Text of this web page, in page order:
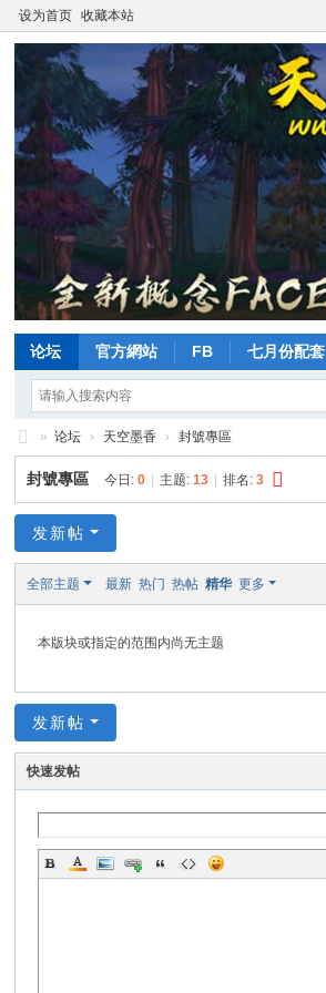
设为首页 收藏本站
论坛 官方網站 FB 七月份配套
天
空
墨
香
» 论坛 › 天空墨香 › 封號專區
封號專區 今日:0 主题:13 排名:3
发新帖
全部主题 最新 热门 热帖 精华 更多
本版块或指定的范围内尚无主题
发新帖
快速发帖